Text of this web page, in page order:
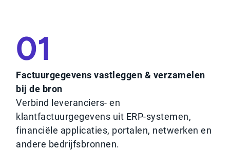
01
Factuurgegevens vastleggen & verzamelen
bij de bron
Verbind leveranciers- en
klantfactuurgegevens uit ERP-systemen,
financiële applicaties, portalen, netwerken en
andere bedrijfsbronnen.